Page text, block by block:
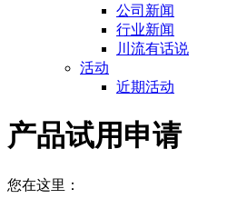
公司新闻
行业新闻
川流有话说
活动
近期活动
产品试用申请
您在这里：